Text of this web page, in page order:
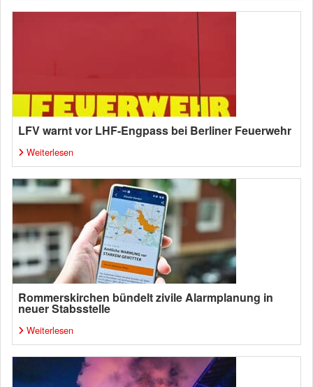
LFV warnt vor LHF-Engpass bei Berliner Feuerwehr
Weiterlesen
Rommerskirchen bündelt zivile Alarmplanung in
neuer Stabsstelle
Weiterlesen